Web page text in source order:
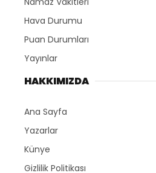
Hava Durumu
Puan Durumları
Yayınlar
HAKKIMIZDA
Ana Sayfa
Yazarlar
Künye
Gizlilik Politikası